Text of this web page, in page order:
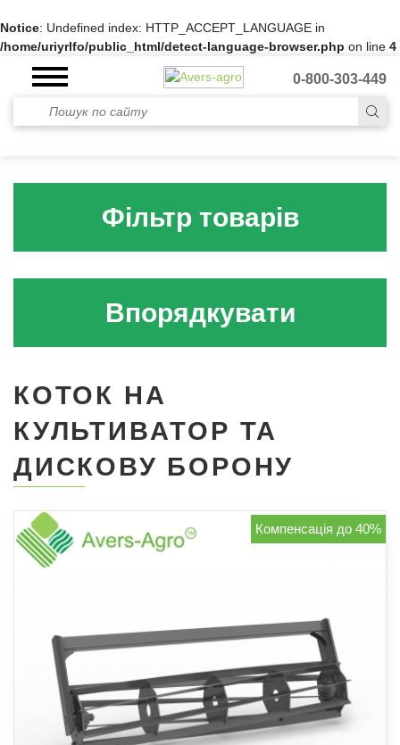
Notice: Undefined index: HTTP_ACCEPT_LANGUAGE in
/home/uriyrlfo/public_html/detect-language-browser.php on line 4
0-800-303-449
Фільтр товарів
Впорядкувати
КОТОК НА
КУЛЬТИВАТОР ТА
ДИСКОВУ БОРОНУ
Компенсація до 40%